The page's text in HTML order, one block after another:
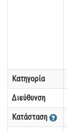
Κατηγορία
Διεύθυνση
Κατάσταση